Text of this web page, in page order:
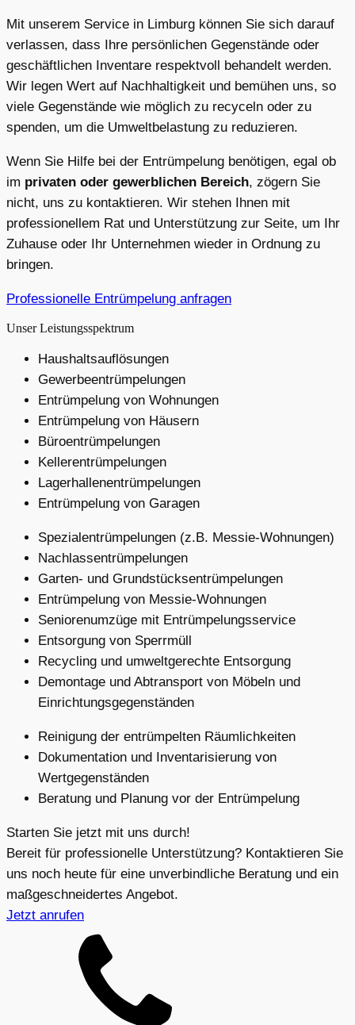
Mit unserem Service in Limburg können Sie sich darauf
verlassen, dass Ihre persönlichen Gegenstände oder
geschäftlichen Inventare respektvoll behandelt werden.
Wir legen Wert auf Nachhaltigkeit und bemühen uns, so
viele Gegenstände wie möglich zu recyceln oder zu
spenden, um die Umweltbelastung zu reduzieren.
Wenn Sie Hilfe bei der Entrümpelung benötigen, egal ob
im privaten oder gewerblichen Bereich, zögern Sie
nicht, uns zu kontaktieren. Wir stehen Ihnen mit
professionellem Rat und Unterstützung zur Seite, um Ihr
Zuhause oder Ihr Unternehmen wieder in Ordnung zu
bringen.
Professionelle Entrümpelung anfragen
Unser Leistungsspektrum
Haushaltsauflösungen
Gewerbeentrümpelungen
Entrümpelung von Wohnungen
Entrümpelung von Häusern
Büroentrümpelungen
Kellerentrümpelungen
Lagerhallenentrümpelungen
Entrümpelung von Garagen
Spezialentrümpelungen (z.B. Messie-Wohnungen)
Nachlassentrümpelungen
Garten- und Grundstücksentrümpelungen
Entrümpelung von Messie-Wohnungen
Seniorenumzüge mit Entrümpelungsservice
Entsorgung von Sperrmüll
Recycling und umweltgerechte Entsorgung
Demontage und Abtransport von Möbeln und
Einrichtungsgegenständen
Reinigung der entrümpelten Räumlichkeiten
Dokumentation und Inventarisierung von
Wertgegenständen
Beratung und Planung vor der Entrümpelung
Starten Sie jetzt mit uns durch!
Bereit für professionelle Unterstützung? Kontaktieren Sie
uns noch heute für eine unverbindliche Beratung und ein
maßgeschneidertes Angebot.
Jetzt anrufen